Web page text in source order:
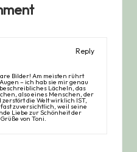
Reply
Bilder! Am meisten rührt
– ich hab sie mir genau
Lächeln, das
also eines Menschen, der
die Welt wirklich IST,
zuversichtlich, weil seine
Liebe zur Schönheit der
von Toni.